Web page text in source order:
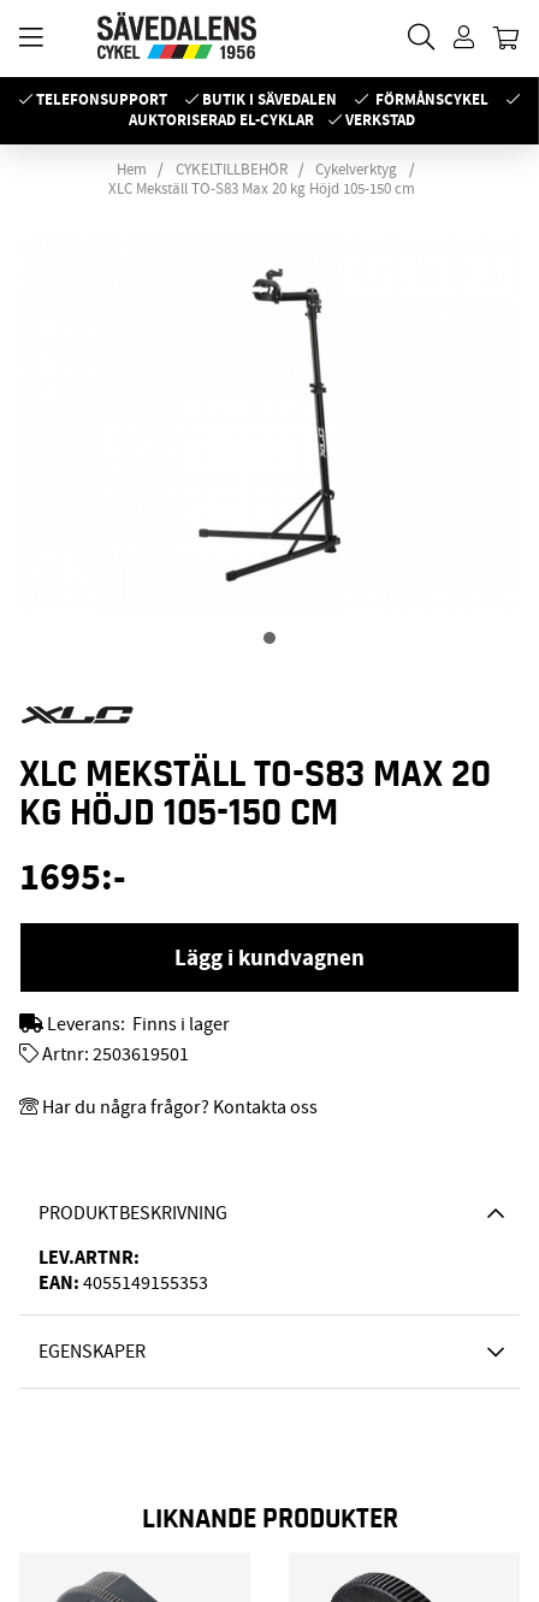
TELEFONSUPPORT BUTIK I SÄVEDALEN
FÖRMÅNSCYKEL
AUKTORISERAD EL-CYKLAR
VERKSTAD
Hem CYKELTILLBEHÖR
Cykelverktyg
XLC Mekställ TO-S83 Max 20 kg Höjd 105-150 cm
PRODUKTBESKRIVNING
LEV.ARTNR:
EAN: 4055149155353
EGENSKAPER
XLC MEKSTÄLL TO-S83 MAX 20
KG HÖJD 105-150 CM
1695:-
Lägg i kundvagnen
Leverans: Finns i lager
Artnr: 2503619501
Har du några frågor? Kontakta oss
LIKNANDE PRODUKTER